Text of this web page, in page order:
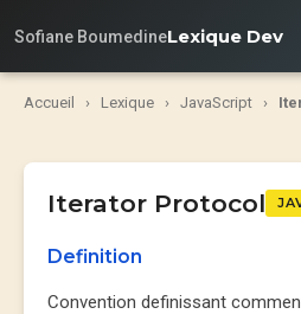
Sofiane BoumedineLexique Dev
Accueil › Lexique › JavaScript ›
Iterator Protocol
Definition
Convention definissant